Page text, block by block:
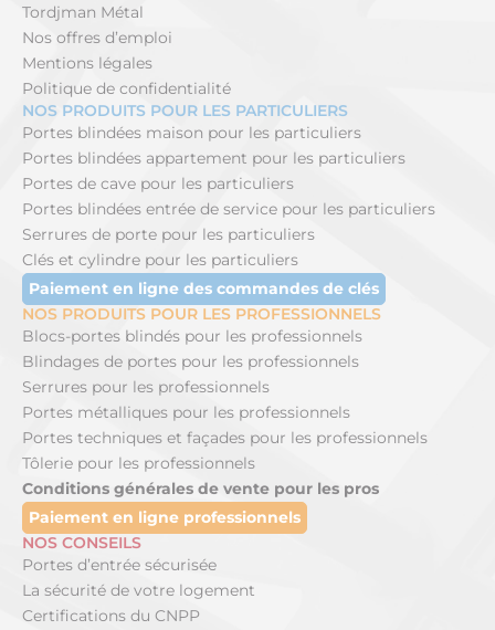
Tordjman Métal
Nos offres d’emploi
Mentions légales
Politique de confidentialité
NOS PRODUITS POUR LES PARTICULIERS
Portes blindées maison pour les particuliers
Portes blindées appartement pour les particuliers
Portes de cave pour les particuliers
Portes blindées entrée de service pour les particuliers
Serrures de porte pour les particuliers
Clés et cylindre pour les particuliers
Paiement en ligne des commandes de clés
NOS PRODUITS POUR LES PROFESSIONNELS
Blocs-portes blindés pour les professionnels
Blindages de portes pour les professionnels
Serrures pour les professionnels
Portes métalliques pour les professionnels
Portes techniques et façades pour les professionnels
Tôlerie pour les professionnels
Conditions générales de vente pour les pros
Paiement en ligne professionnels
NOS CONSEILS
Portes d’entrée sécurisée
La sécurité de votre logement
Certifications du CNPP